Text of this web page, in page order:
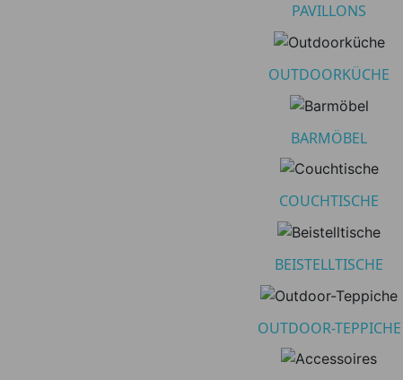
PAVILLONS
OUTDOORKÜCHE
BARMÖBEL
COUCHTISCHE
BEISTELLTISCHE
OUTDOOR-TEPPICHE